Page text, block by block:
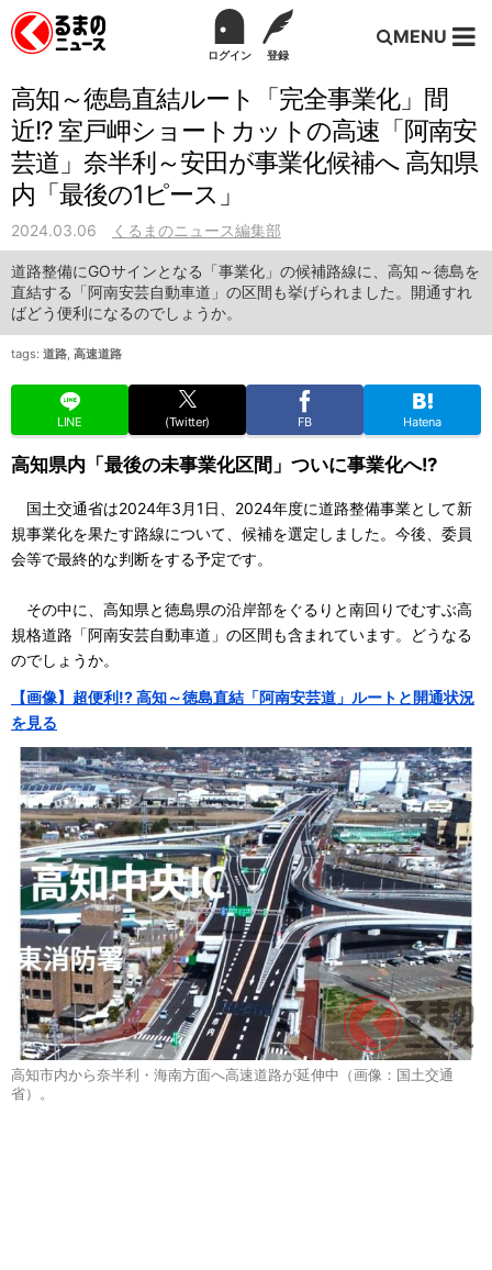
ログイン 登録
MENU
高知～徳島直結ルート「完全事業化」間
近!? 室戸岬ショートカットの高速「阿南安
芸道」奈半利～安田が事業化候補へ 高知県
内「最後の1ピース」
2024.03.06 くるまのニュース編集部
道路整備にGOサインとなる「事業化」の候補路線に、高知～徳島を
直結する「阿南安芸自動車道」の区間も挙げられました。開通すれ
ばどう便利になるのでしょうか。
tags: 道路, 高速道路
LINE (Twitter) FB Hatena
高知県内「最後の未事業化区間」ついに事業化へ!?
国土交通省は2024年3月1日、2024年度に道路整備事業として新
規事業化を果たす路線について、候補を選定しました。今後、委員
会等で最終的な判断をする予定です。
その中に、高知県と徳島県の沿岸部をぐるりと南回りでむすぶ高
規格道路「阿南安芸自動車道」の区間も含まれています。どうなる
のでしょうか。
【画像】超便利!? 高知～徳島直結「阿南安芸道」ルートと開通状況
を見る
高知市内から奈半利・海南方面へ高速道路が延伸中（画像：国土交通
省）。